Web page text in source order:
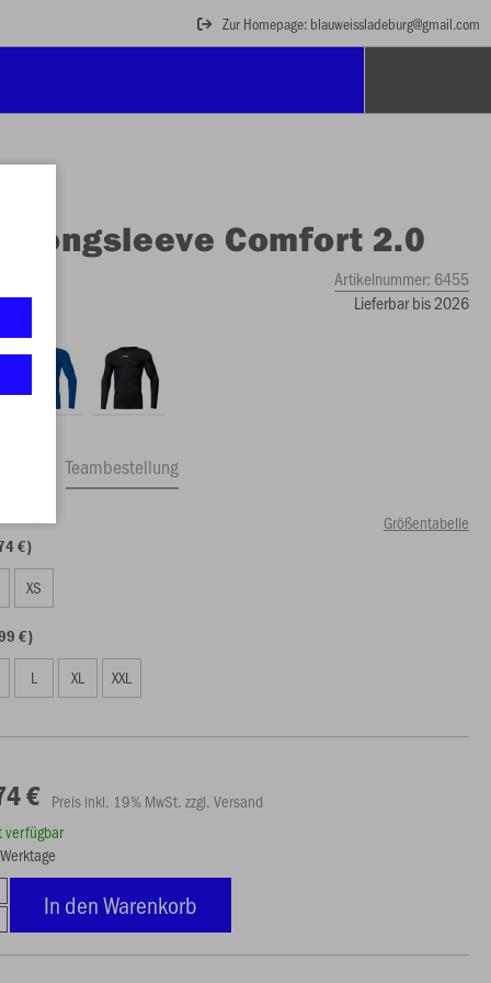
Zur Homepage: blauweissladeburg@gmail.com
Longsleeve Comfort 2.0
Artikelnummer: 6455
Lieferbar bis 2026
Teambestellung
Größentabelle
€)
XS
€)
L XL XXL
€ Preis inkl. 19% MwSt. zzgl. Versand
verfügbar
In den Warenkorb